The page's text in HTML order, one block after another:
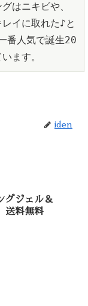
はニキビや、
イに取れた♪と
番人気で誕生20
ます。
iden
グジェル＆
送料無料